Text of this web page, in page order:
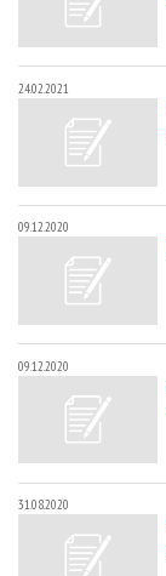
24.02.2021
09.12.2020
09.12.2020
31.08.2020